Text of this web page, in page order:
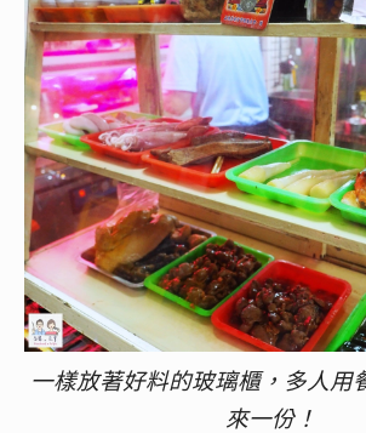
一樣放著好料的玻璃櫃，多人用
來一份！